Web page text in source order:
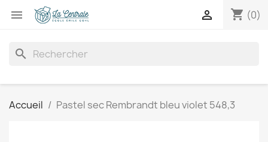
 shopping_cart (0)

search
Accueil Pastel sec Rembrandt bleu violet 548,3